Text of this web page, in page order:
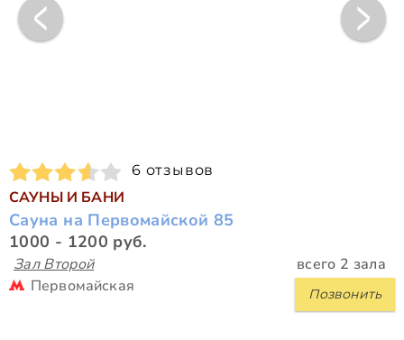
6 отзывов
САУНЫ И БАНИ
Сауна на Первомайской 85
1000 - 1200 руб.
Зал Второй всего 2 зала
Позвонить
Первомайская